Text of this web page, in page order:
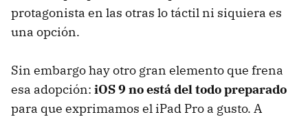
protagonista en las otras lo táctil ni siquiera es
una opción.
Sin embargo hay otro gran elemento que frena
esa adopción: iOS 9 no está del todo preparado
para que exprimamos el iPad Pro a gusto. A